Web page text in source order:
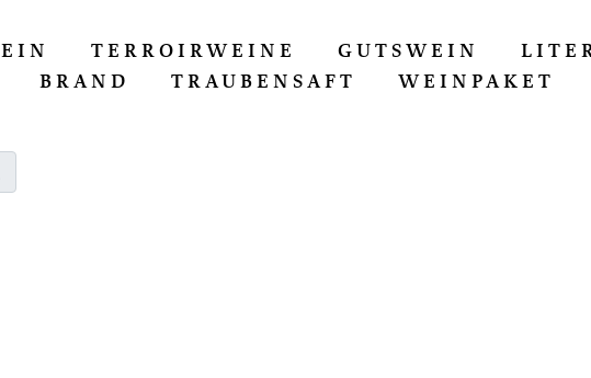
TERROIRWEINE GUTSWEIN
BRAND TRAUBENSAFT WEINPAKET